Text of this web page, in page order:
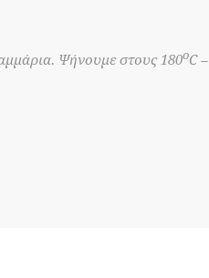
Ψήνουμε στους 180οC –